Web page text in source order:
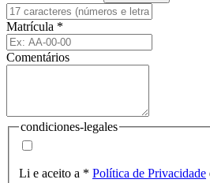
Matrícula *
Comentários
condiciones-legales
Li e aceito a * Política de Privacidade